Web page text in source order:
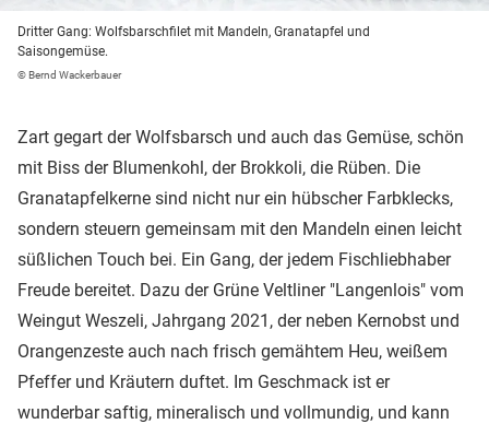
Dritter Gang: Wolfsbarschfilet mit Mandeln, Granatapfel und
Saisongemüse.
© Bernd Wackerbauer
Zart gegart der Wolfsbarsch und auch das Gemüse, schön
mit Biss der Blumenkohl, der Brokkoli, die Rüben. Die
Granatapfelkerne sind nicht nur ein hübscher Farbklecks,
sondern steuern gemeinsam mit den Mandeln einen leicht
süßlichen Touch bei. Ein Gang, der jedem Fischliebhaber
Freude bereitet. Dazu der Grüne Veltliner "Langenlois" vom
Weingut Weszeli, Jahrgang 2021, der neben Kernobst und
Orangenzeste auch nach frisch gemähtem Heu, weißem
Pfeffer und Kräutern duftet. Im Geschmack ist er
wunderbar saftig, mineralisch und vollmundig, und kann